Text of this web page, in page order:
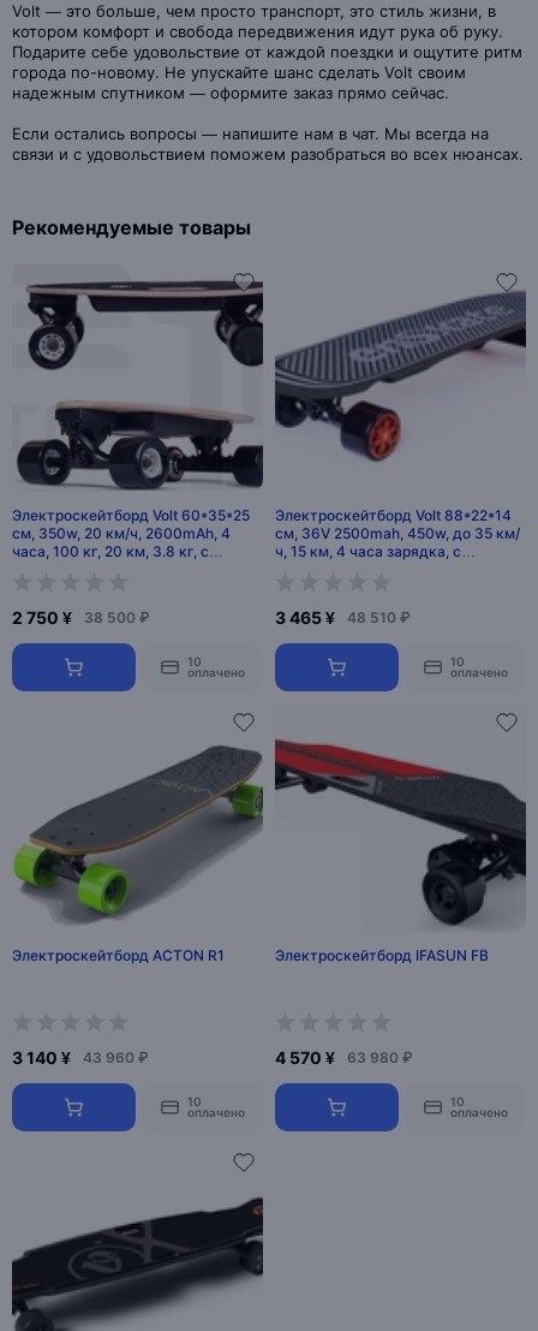
Volt — это больше, чем просто транспорт, это стиль жизни, в
котором комфорт и свобода передвижения идут рука об руку.
Подарите себе удовольствие от каждой поездки и ощутите ритм
города по-новому. Не упускайте шанс сделать Volt своим
надежным спутником — оформите заказ прямо сейчас.
Если остались вопросы — напишите нам в чат. Мы всегда на
связи и с удовольствием поможем разобраться во всех нюансах.
Рекомендуемые товары
Электроскейтборд Volt 60*35*25
см, 350w, 20 км/ч, 2600mAh, 4
часа, 100 кг, 20 км, 3.8 кг, с
2 750 ¥ 38 500 ₽
10
оплачено
Электроскейтборд Volt 88*22*14
см, 36V 2500mah, 450w, до 35 км/
ч, 15 км, 4 часа зарядка, с
3 465 ¥ 48 510 ₽
10
оплачено
Электроскейтборд ACTON R1
3 140 ¥ 43 960 ₽
10
оплачено
Электроскейтборд IFASUN FB
4 570 ¥ 63 980 ₽
10
оплачено